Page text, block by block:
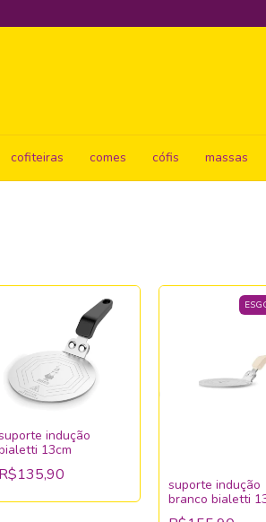
cofiteiras comes cófis massas
indução
13cm
R$135,90
suporte indução
branco bialetti